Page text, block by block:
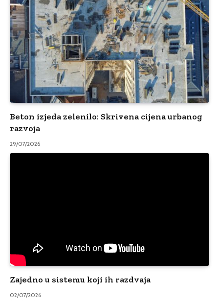
Beton izjeda zelenilo: Skrivena cijena urbanog
razvoja
29/07/2026
Zajedno u sistemu koji ih razdvaja
02/07/2026